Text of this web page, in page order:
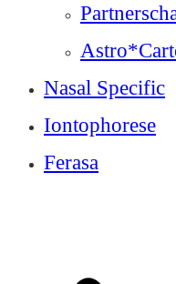
Nasal Specific
Iontophorese
Ferasa